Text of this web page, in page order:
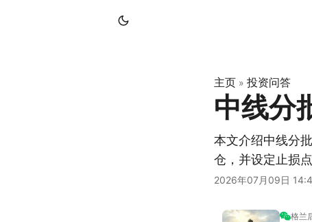
主页 » 投资问答
中线分
本文介绍中线分
仓，并设定止损点
2026年07月09日
格兰